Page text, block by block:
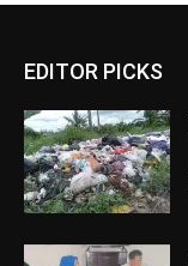
EDITOR PICKS